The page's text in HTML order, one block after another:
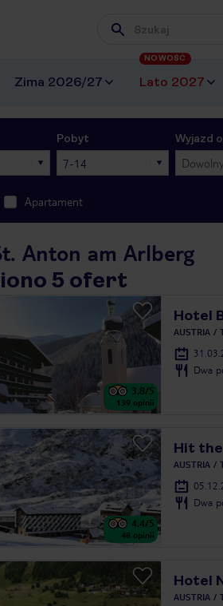
Wpisz frazę, której
Zima 2026/27 Lato 2027
NOWOŚĆ
Pobyt
7-14
Wyjazd
Apartament
Anton am Arlberg
5 ofert
3.8/5
139 opinii
Hotel
AUSTRIA
Dwa
4.4/5
48 opinii
Hit
AUSTRIA
Dwa
Hotel
AUSTRIA